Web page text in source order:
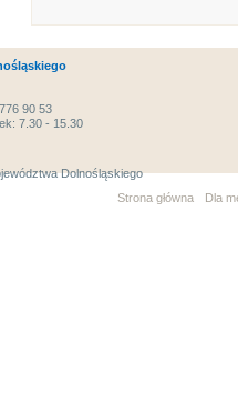
90 53
7.30 - 15.30
Dolnośląskiego
Strona główna
Dla